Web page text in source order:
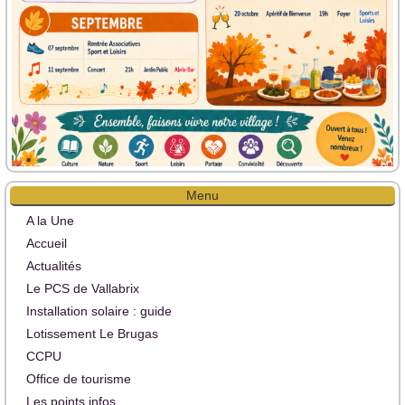
Menu
A la Une
Accueil
Actualités
Le PCS de Vallabrix
Installation solaire : guide
Lotissement Le Brugas
CCPU
Office de tourisme
Les points infos